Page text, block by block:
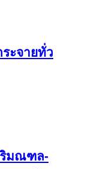
ะจายทั่ว
ริมณฑล-